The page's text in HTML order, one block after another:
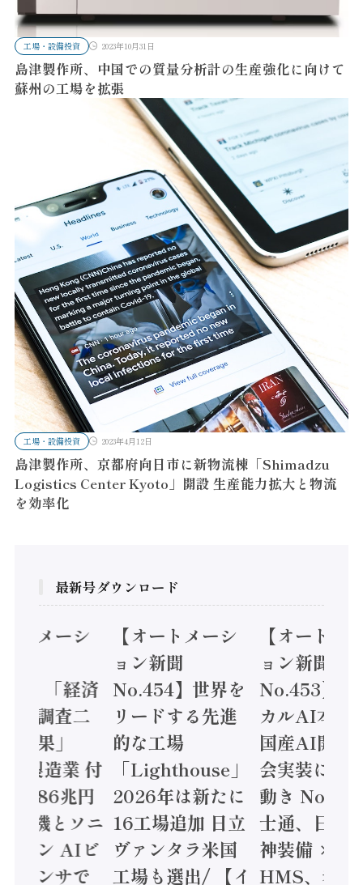
工場・設備投資 2023年10月31日
島津製作所、中国での質量分析計の生産強化に向けて
蘇州の工場を拡張
工場・設備投資 2023年4月12日
島津製作所、京都府向日市に新物流棟「Shimadzu
Logistics Center Kyoto」開設 生産能力拡大と物流
を効率化
最新号ダウンロード
トメーシ
】「経済
態調査二
結果」
年製造業 付
額86兆円
電機とソニ
コン AIビ
センサで
【オートメーシ
ョン新聞
No.454】世界を
リードする先進
的な工場
「Lighthouse」
2026年は新たに
16工場追加 日立
ヴァンタラ米国
工場も選出/ 【イ
【オートメ
ョン新聞
No.453】フ
カルAI本格
国産AI開発
会実装に活
動き
士通、日立
神装備 ×
HMS、老舗